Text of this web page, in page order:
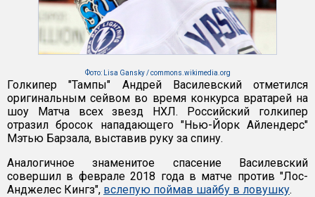
Фото: Lisa Gansky / commons.wikimedia.org
Голкипер "Тампы" Андрей Василевский отметился
оригинальным сейвом во время конкурса вратарей на
шоу Матча всех звезд НХЛ. Российский голкипер
отразил бросок нападающего "Нью-Йорк Айлендерс"
Мэтью Барзала, выставив руку за спину.
Аналогичное знаменитое спасение Василевский
совершил в феврале 2018 года в матче против "Лос-
Анджелес Кингз", вслепую поймав шайбу в ловушку.